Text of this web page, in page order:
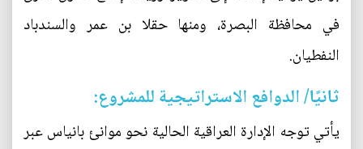
في محافظة البصرة، ومنها حقلا بن عمر والسندباد
النفطيان.
ثانيًا/ الدوافع الاستراتيجية للمشروع:
يأتي توجه الإدارة العراقية الحالية نحو موانئ بانياس عبر